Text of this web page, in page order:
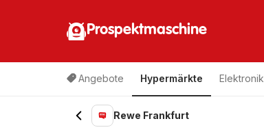
Prospektmaschine
Angebote Hypermärkte Elektronik
Rewe Frankfurt